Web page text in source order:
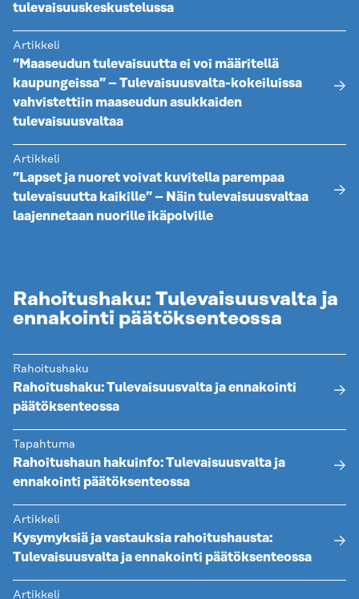
tulevaisuuskeskustelussa
Artikkeli
”Maaseudun tulevaisuutta ei voi määritellä
kaupungeissa” – Tulevaisuusvalta-kokeiluissa
vahvistettiin maaseudun asukkaiden
tulevaisuusvaltaa
Artikkeli
”Lapset ja nuoret voivat kuvitella parempaa
tulevaisuutta kaikille” – Näin tulevaisuusvaltaa
laajennetaan nuorille ikäpolville
Rahoitushaku: Tulevaisuusvalta ja
ennakointi päätöksenteossa
Rahoitushaku
Rahoitushaku: Tulevaisuusvalta ja ennakointi
päätöksenteossa
Tapahtuma
Rahoitushaun hakuinfo: Tulevaisuusvalta ja
ennakointi päätöksenteossa
Artikkeli
Kysymyksiä ja vastauksia rahoitushausta:
Tulevaisuusvalta ja ennakointi päätöksenteossa
Artikkeli